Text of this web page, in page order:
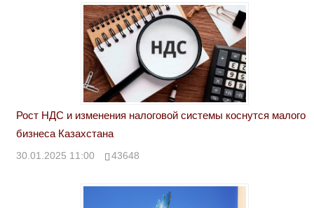
Рост НДС и изменения налоговой системы коснутся малого
бизнеса Казахстана
30.01.2025 11:00 43648